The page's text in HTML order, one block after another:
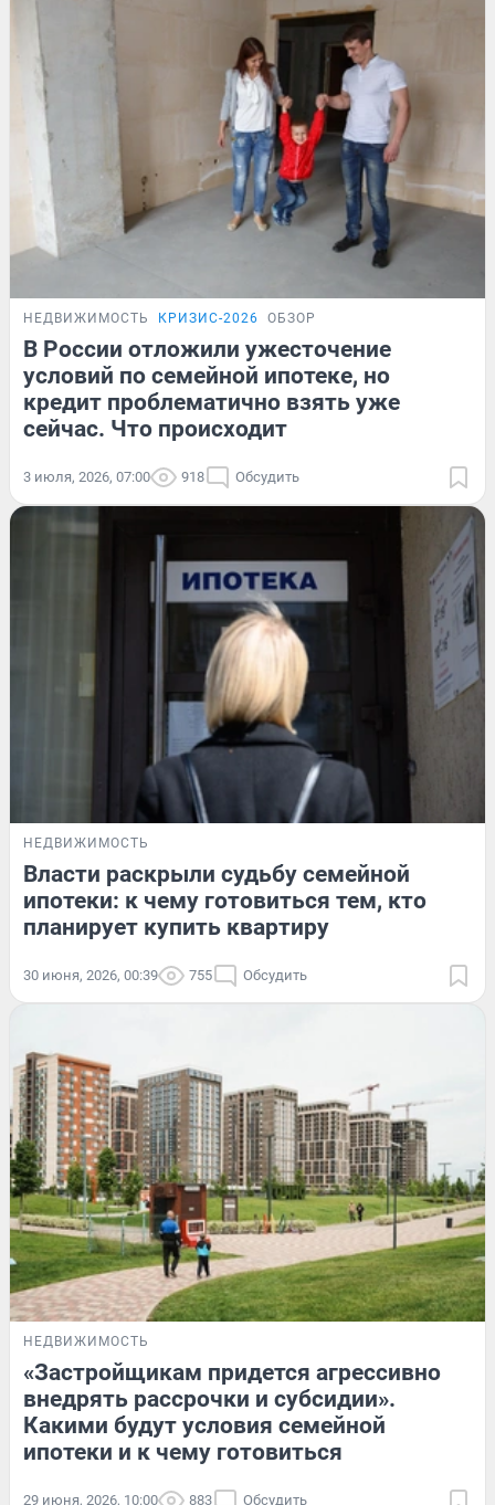
НЕДВИЖИМОСТЬ КРИЗИС-2026 ОБЗОР
В России отложили ужесточение
условий по семейной ипотеке, но
кредит проблематично взять уже
сейчас. Что происходит
3 июля, 2026, 07:00 918 Обсудить
НЕДВИЖИМОСТЬ
Власти раскрыли судьбу семейной
ипотеки: к чему готовиться тем, кто
планирует купить квартиру
30 июня, 2026, 00:39 755 Обсудить
НЕДВИЖИМОСТЬ
«Застройщикам придется агрессивно
внедрять рассрочки и субсидии».
Какими будут условия семейной
ипотеки и к чему готовиться
29 июня, 2026, 10:00 883 Обсудить